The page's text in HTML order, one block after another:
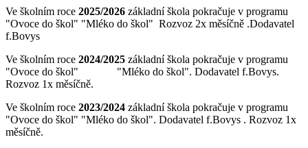
Ve školním roce 2025/2026 základní škola pokračuje v programu
"Ovoce do škol" "Mléko do škol" Rozvoz 2x měsíčně .Dodavatel
f.Bovys
Ve školním roce 2024/2025 základní škola pokračuje v programu
"Ovoce do škol" "Mléko do škol". Dodavatel f.Bovys.
Rozvoz 1x měsíčně.
Ve školním roce 2023/2024 základní škola pokračuje v programu
"Ovoce do škol" "Mléko do škol". Dodavatel f.Bovys . Rozvoz 1x
měsíčně.